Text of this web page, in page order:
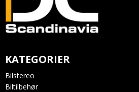
KATEGORIER
Bilstereo
Biltilbehør